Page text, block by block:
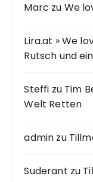
Marc zu We
Lira.at » We
Rutsch und
Steffi zu Tim
Welt Retten
admin zu
Suderant zu